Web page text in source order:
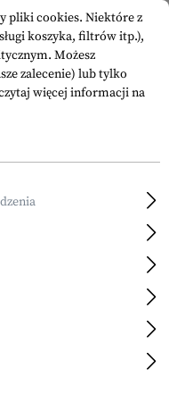
pliki cookies. Niektóre z
koszyka, filtrów itp.),
Możesz
zalecenie) lub tylko
więcej informacji na